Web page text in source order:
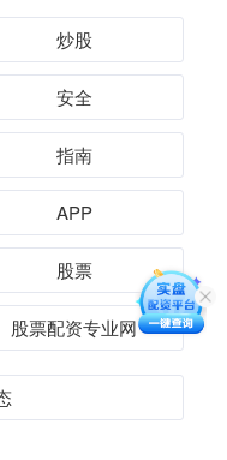
炒股
安全
指南
APP
股票
股票配资专业网